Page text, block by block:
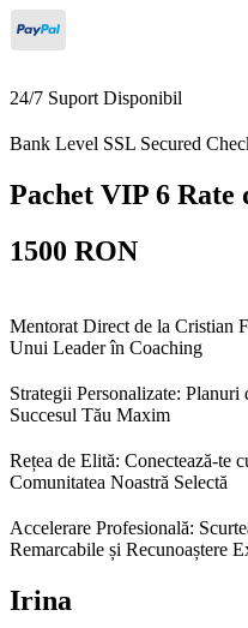
24/7 Suport Disponibil
Bank Level SSL Secured
Pachet VIP 6 Rate
1500 RON
Mentorat Direct de la Cristian
Unui Leader în Coaching
Strategii Personalizate:
Succesul Tău Maxim
Rețea de Elită: Conectează-te
Comunitatea Noastră Selectă
Accelerare Profesională:
Remarcabile și Recunoaștere
Irina